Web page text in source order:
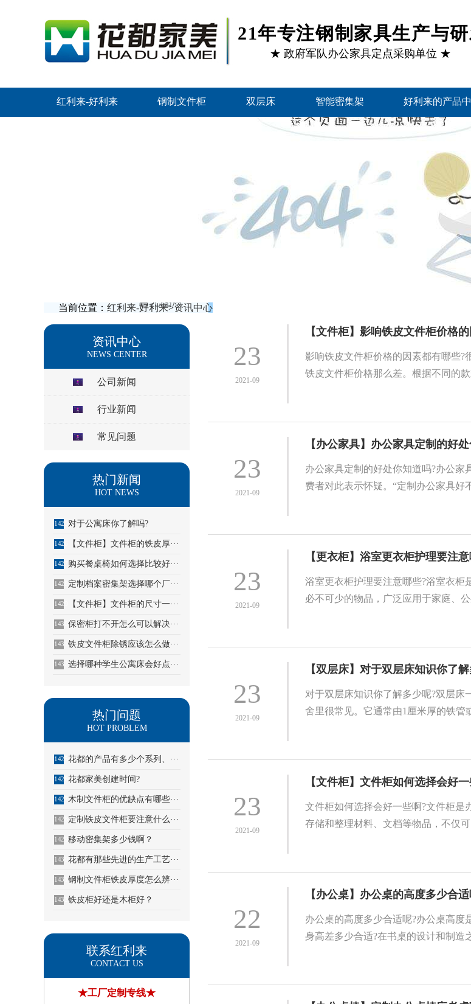
21年专注钢制家具生产与
★ 政府军队办公家具定点采购单位 ★
红利来-好利来 钢制文件柜 双层床 智能密集架 好利来的产品
当前位置： 红利来-好利来>资讯中心
资讯中心
NEWS CENTER
公司新闻
行业新闻
常见问题
热门新闻
HOT NEWS
1425 对于公寓床你了解吗?
1426 【文件柜】文件柜的铁皮厚···
1427 购买餐桌椅如何选择比较好···
1428 定制档案密集架选择哪个厂···
1429 【文件柜】文件柜的尺寸一···
1430 保密柜打不开怎么可以解决···
1431 铁皮文件柜除锈应该怎么做···
1432 选择哪种学生公寓床会好点···
热门问题
HOT PROBLEM
1425 花都的产品有多少个系列、···
1426 花都家美创建时间?
1427 木制文件柜的优缺点有哪些···
1428 定制铁皮文件柜要注意什么···
1429 移动密集架多少钱啊？
1430 花都有那些先进的生产工艺···
1431 钢制文件柜铁皮厚度怎么辨···
1432 铁皮柜好还是木柜好？
联系红利来
CONTACT US
★工厂定制专线★
23
2021-09
【文件柜】影响铁皮文件柜价格
影响铁皮文件柜价格的因素都有哪些
铁皮文件柜价格那么差。根据不同的款
23
2021-09
【办公家具】办公家具定制的好
办公家具定制的好处你知道吗?办公
费者对此表示怀疑。“定制办公家具好
23
2021-09
【更衣柜】浴室更衣柜护理要注
浴室更衣柜护理要注意哪些?浴室衣柜
必不可少的物品，广泛应用于家庭、
23
2021-09
【双层床】对于双层床知识你了
对于双层床知识你了解多少呢?双层床
舍里很常见。它通常由1厘米厚的铁管
23
2021-09
【文件柜】文件柜如何选择会好
文件柜如何选择会好一些啊?文件柜
存储和整理材料、文档等物品，不仅可
22
2021-09
【办公桌】办公桌的高度多少合适
办公桌的高度多少合适呢?办公桌高
身高差多少合适?在书桌的设计和制造